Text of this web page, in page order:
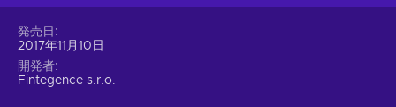
発売日
2017年11月10日
開発者
Fintegence s.r.o.